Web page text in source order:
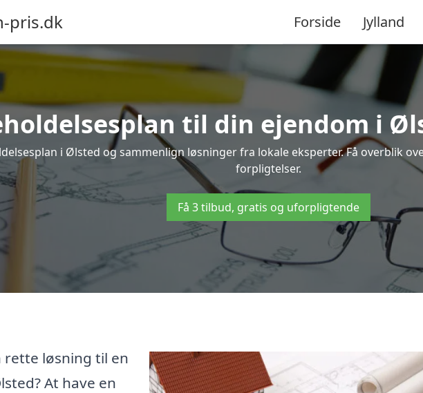
pris.dk Forside Jylland
til din ejendom i
i Ølsted og sammenlign løsninger fra lokale eksperter. Få overblik
forpligtelser.
Få 3 tilbud, gratis og uforpligtende
rette løsning til en
At have en